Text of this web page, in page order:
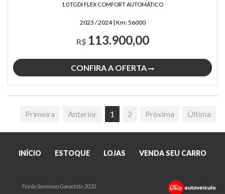
1.0 TGDI FLEX COMFORT AUTOMÁTICO
2023 / 2024| Km:56000
R$ 113.900,00
CONFIRA A OFERTA
Primeira Anterior 1 2 Próxima Última
INÍCIO ESTOQUE LOJAS VENDA SEU CARRO
Feirão Seminovo Garantido 2020